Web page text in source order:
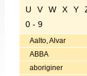
U
V W X Y
0 - 9
Aalto, Alvar
ABBA
aboriginer